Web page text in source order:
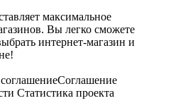
максимальное
Вы легко сможете
интернет-магазин и
Соглашение
Статистика проекта